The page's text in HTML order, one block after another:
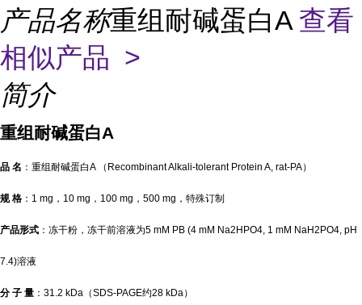
产品名称重组耐碱蛋白A 查看
相似产品 >
简介
重组耐碱蛋白A
品 名 ：重组耐碱蛋白A （ Recombinant Alkali-tolerant Protein A, rat-PA）
规 格 ： 1 mg ， 10 mg ， 100 mg ， 500 mg ，特殊订制
产品形式 ：冻干粉，冻干前溶液为5 mM PB (4 mM Na2HPO4, 1 mM NaH2PO4, pH
7.4)溶液
分 子 量 ： 31.2 kDa （SDS-PAGE约28 kDa）